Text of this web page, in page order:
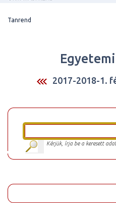
Tanrend
2017-2018-1.
Kérjük, írja be a keresett